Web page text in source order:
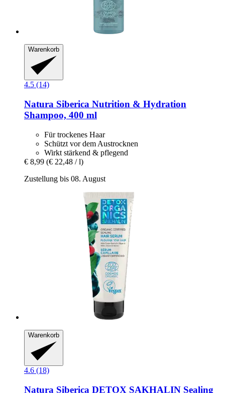
Warenkorb
4.5 (14)
Natura Siberica Nutrition & Hydration
Shampoo, 400 ml
Für trockenes Haar
Schützt vor dem Austrocknen
Wirkt stärkend & pflegend
€ 8,99 (€ 22,48 / l)
Zustellung bis 08. August
Warenkorb
4.6 (18)
Natura Siberica DETOX SAKHALIN Sealing